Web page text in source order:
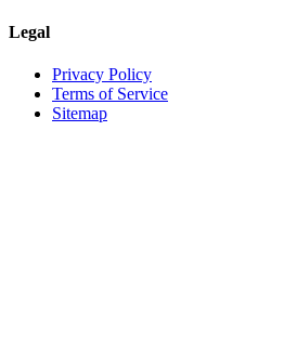
Legal
Privacy Policy
Terms of Service
Sitemap